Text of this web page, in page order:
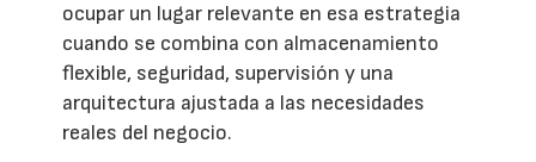
ocupar un lugar relevante en esa estrategia
cuando se combina con almacenamiento
flexible, seguridad, supervisión y una
arquitectura ajustada a las necesidades
reales del negocio.